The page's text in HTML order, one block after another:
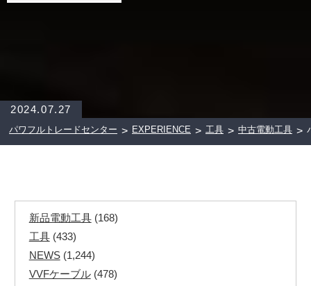
2024.07.27
パワフルトレードセンター > EXPERIENCE > 工具 > 中古電動工具 >
新品電動工具(168)
工具(433)
NEWS(1,244)
VVFケーブル(478)